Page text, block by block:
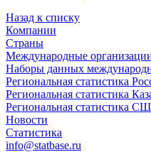
Назад к списку
Компании
Страны
Международные
Наборы данных
Региональная статистика
Региональная статистика
Региональная статистика
Новости
Статистика
info@statbase.ru